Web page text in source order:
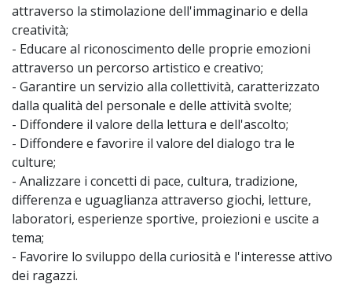
attraverso la stimolazione dell'immaginario e della
creatività;
- Educare al riconoscimento delle proprie emozioni
attraverso un percorso artistico e creativo;
- Garantire un servizio alla collettività, caratterizzato
dalla qualità del personale e delle attività svolte;
- Diffondere il valore della lettura e dell'ascolto;
- Diffondere e favorire il valore del dialogo tra le
culture;
- Analizzare i concetti di pace, cultura, tradizione,
differenza e uguaglianza attraverso giochi, letture,
laboratori, esperienze sportive, proiezioni e uscite a
tema;
- Favorire lo sviluppo della curiosità e l'interesse attivo
dei ragazzi.